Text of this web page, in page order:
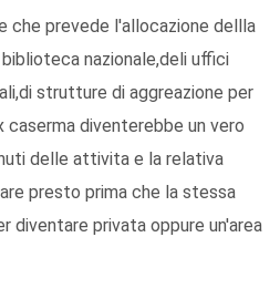
che prevede l'allocazione dellla
nazionale,deli uffici
strutture di aggreazione per
caserma diventerebbe un vero
delle attivita e la relativa
presto prima che la stessa
diventare privata oppure un'area